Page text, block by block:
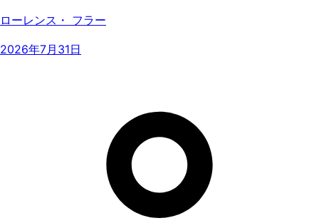
ローレンス・ フラー
2026年7月31日